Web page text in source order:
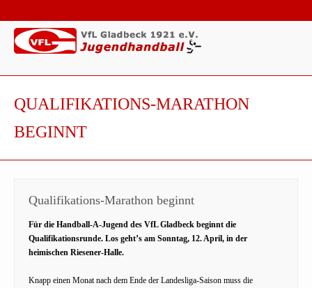
QUALIFIKATIONS-MARATHON
BEGINNT
Qualifikations-Marathon beginnt
Für die Handball-A-Jugend des VfL Gladbeck beginnt die
Qualifikationsrunde. Los geht’s am Sonntag, 12. April, in der
heimischen Riesener-Halle.
Knapp einen Monat nach dem Ende der Landesliga-Saison muss die